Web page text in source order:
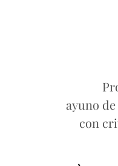
ayuno
con